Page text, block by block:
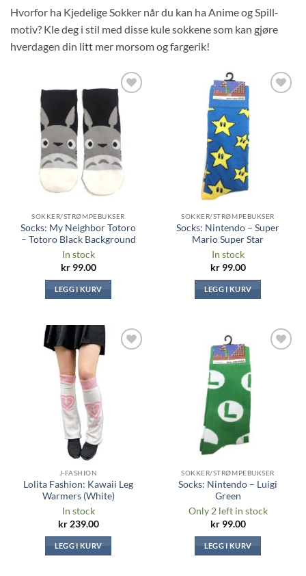
Hvorfor ha Kjedelige Sokker når du kan ha Anime og Spill-
motiv? Kle deg i stil med disse kule sokkene som kan gjøre
hverdagen din litt mer morsom og fargerik!
Legg til i
ønskeliste
SOKKER/STRØMPEBUKSER
Socks: My Neighbor Totoro
– Totoro Black Background
In stock
kr99.00
LEGG I KURV
SOKKER/STRØMPEBUKSER
Socks: Nintendo – Super
Mario Super Star
In stock
kr99.00
LEGG I KURV
J-FASHION
Lolita Fashion: Kawaii Leg
Warmers (White)
In stock
kr239.00
LEGG I KURV
SOKKER/STRØMPEBUKSER
Socks: Nintendo – Luigi
Green
Only 2 left in stock
kr99.00
LEGG I KURV